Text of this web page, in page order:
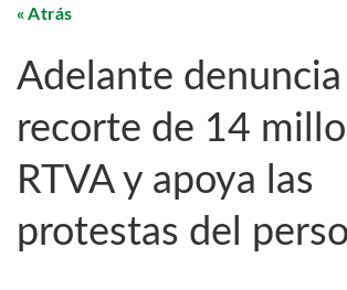
Atrás
Adelante denuncia
recorte de 14
RTVA y apoya las
protestas del